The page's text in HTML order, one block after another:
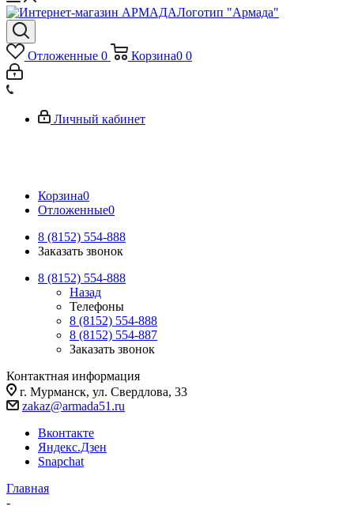
Логотип "Армада"
Отложенные 0 Корзина0 0
Личный кабинет
Корзина0
Отложенные0
8 (8152) 554-888
Заказать звонок
8 (8152) 554-888
Назад
Телефоны
8 (8152) 554-888
8 (8152) 554-887
Заказать звонок
Контактная информация
г. Мурманск, ул. Свердлова, 33
zakaz@armada51.ru
Вконтакте
Яндекс.Дзен
Snapchat
Главная
-